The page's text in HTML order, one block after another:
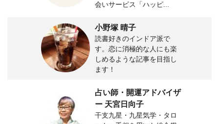
会いサービス「ハッピ...
小野塚 晴子
読書好きのインドア派で
す。恋に消極的な人にも楽
しめるような記事を目指し
ます！
占い師・開運アドバイザ
ー 天宮日向子
干支九星・九星気学・タロ